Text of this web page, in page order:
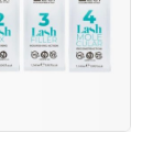
בעמוד
המוצר